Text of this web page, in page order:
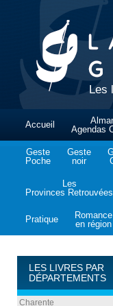
Les
Accueil
Agendas
Geste
Poche
Geste
noir
Les
Provinces Retrouvées
Pratique
Romance
en région
LES LIVRES PAR
DÉPARTEMENTS
Charente